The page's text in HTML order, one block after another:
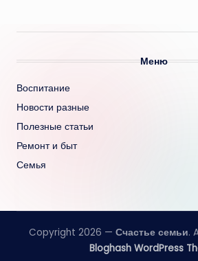
Меню
Воспитание
Новости разные
Полезные статьи
Ремонт и быт
Семья
Copyright 2026 — Счастье семьи.
Bloghash WordPress